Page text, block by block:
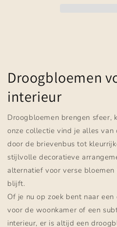
Droogbloemen
interieur
Droogbloemen brengen sfeer,
onze collectie vind je alles
door de brievenbus tot
stijlvolle decoratieve
alternatief voor verse
blijft.
Of je nu op zoek bent naar
voor de woonkamer of een
interieur, er is altijd een